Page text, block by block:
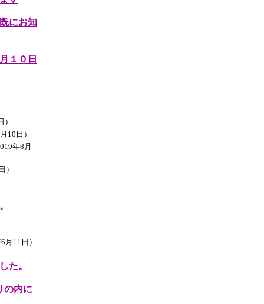
にお知
１０日
10日）
年8月
）
11日）
た。
の内に